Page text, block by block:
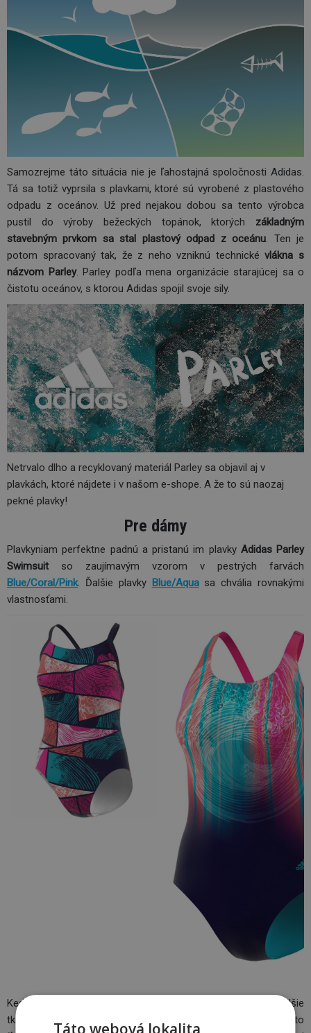
Samozrejme táto situácia nie je ľahostajná spoločnosti Adidas.
Tá sa totiž vyprsila s plavkami, ktoré sú vyrobené z plastového
odpadu z oceánov. Už pred nejakou dobou sa tento výrobca
pustil do výroby bežeckých topánok, ktorých základným
stavebným prvkom sa stal plastový odpad z oceánu. Ten je
potom spracovaný tak, že z neho vzniknú technické vlákna s
názvom Parley. Parley podľa mena organizácie starajúcej sa o
čistotu oceánov, s ktorou Adidas spojil svoje sily.
Netrvalo dlho a recyklovaný materiál Parley sa objavil aj v
plavkách, ktoré nájdete i v našom e-shope. A že to sú naozaj
pekné plavky!
Pre dámy
Plavkyniam perfektne padnú a pristanú im plavky Adidas Parley
Swimsuit so zaujímavým vzorom v pestrých farvách
Blue/Coral/Pink. Ďalšie plavky Blue/Aqua sa chvália rovnakými
vlastnosťami.
Keď v názve plaviek neuvidíte názov Parley, nevadí. Aj ďalšie
tkaniny od Adidas sú vyrábané z plastového odpadu. Sú to
Táto webová lokalita